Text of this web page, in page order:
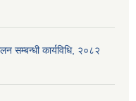
सम्बन्धी कार्यविधि, २०८२